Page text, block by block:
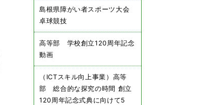
島根県障がい者スポーツ大会
卓球競技
高等部 学校創立120周年記念
動画
（ICTスキル向上事業）高等
部 総合的な探究の時間 創立
120周年記念式典に向けて5